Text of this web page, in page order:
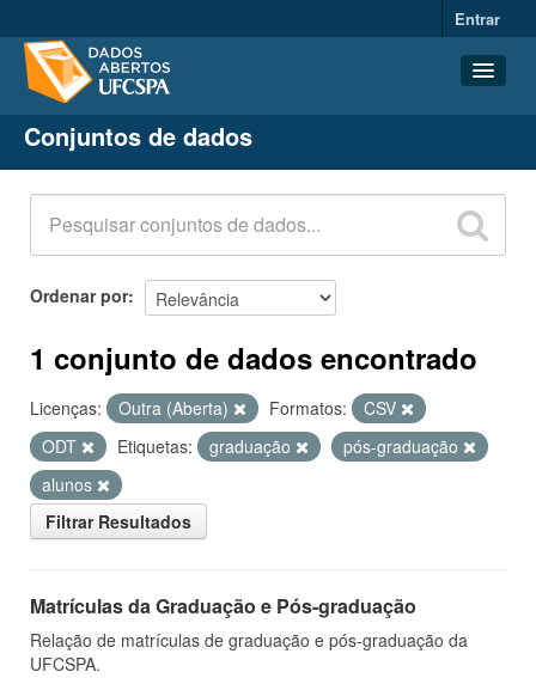
Entrar
Conjuntos de dados
Organizações
Grupos
Sobre
Conjuntos de dados
Ordenar por
1 conjunto de dados encontrado
Licenças: Outra (Aberta) Formatos:
CSV
ODT
Etiquetas: graduação
pós-graduação
alunos
Filtrar Resultados
Matrículas da Graduação e Pós-graduação
Relação de matrículas de graduação e pós-graduação da
UFCSPA.